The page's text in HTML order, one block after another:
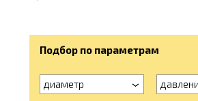
Подбор по параметрам
диаметр